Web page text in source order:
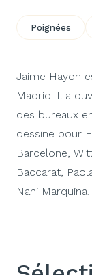
Poignées
Jaime Hayon
Madrid. Il a
des bureaux
dessine pour
Barcelone,
Baccarat,
Nani